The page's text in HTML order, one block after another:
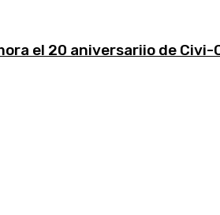
el 20 aniversariio de Civi-